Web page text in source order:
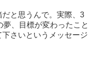
と思うんで。実際、3
、目標が変わったこと
さいというメッセージ